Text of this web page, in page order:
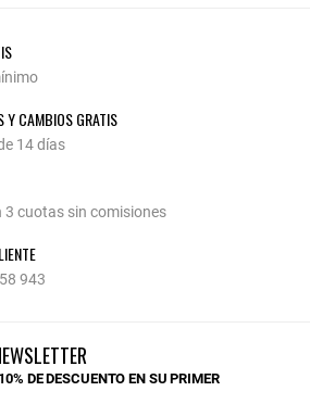
Y CAMBIOS GRATIS
14 días
3 cuotas sin comisiones
943
10% DE DESCUENTO EN SU PRIMER